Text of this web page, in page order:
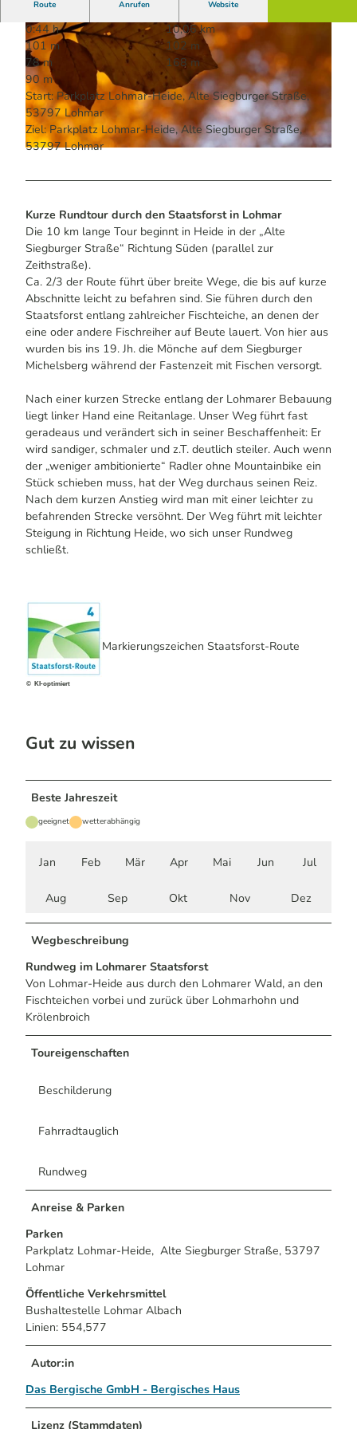
© Maren Pussak / Das Bergische | KI-optimiert | CC-BY-SA
Route Anrufen Website
0:44 h
10,06 km
101 m
102 m
78 m
168 m
90 m
Start: Parkplatz Lohmar-Heide, Alte Siegburger Straße,
53797 Lohmar
Ziel: Parkplatz Lohmar-Heide, Alte Siegburger Straße,
53797 Lohmar
Kurze Rundtour durch den Staatsforst in Lohmar
Die 10 km lange Tour beginnt in Heide in der „Alte
Siegburger Straße“ Richtung Süden (parallel zur
Zeithstraße).
Ca. 2/3 der Route führt über breite Wege, die bis auf kurze
Abschnitte leicht zu befahren sind. Sie führen durch den
Staatsforst entlang zahlreicher Fischteiche, an denen der
eine oder andere Fischreiher auf Beute lauert. Von hier aus
wurden bis ins 19. Jh. die Mönche auf dem Siegburger
Michelsberg während der Fastenzeit mit Fischen versorgt.
Nach einer kurzen Strecke entlang der Lohmarer Bebauung
liegt linker Hand eine Reitanlage. Unser Weg führt fast
geradeaus und verändert sich in seiner Beschaffenheit: Er
wird sandiger, schmaler und z.T. deutlich steiler. Auch wenn
der „weniger ambitionierte“ Radler ohne Mountainbike ein
Stück schieben muss, hat der Weg durchaus seinen Reiz.
Nach dem kurzen Anstieg wird man mit einer leichter zu
befahrenden Strecke versöhnt. Der Weg führt mit leichter
Steigung in Richtung Heide, wo sich unser Rundweg
schließt.
© KI-optimiert
Markierungszeichen Staatsforst-Route
Gut zu wissen
Beste Jahreszeit
geeignet wetterabhängig
Jan Feb Mär Apr Mai Jun Jul
Aug Sep Okt Nov Dez
Wegbeschreibung
Rundweg im Lohmarer Staatsforst
Von Lohmar-Heide aus durch den Lohmarer Wald, an den
Fischteichen vorbei und zurück über Lohmarhohn und
Krölenbroich
Toureigenschaften
Beschilderung
Fahrradtauglich
Rundweg
Anreise & Parken
Parken
Parkplatz Lohmar-Heide, Alte Siegburger Straße, 53797
Lohmar
Öffentliche Verkehrsmittel
Bushaltestelle Lohmar Albach
Linien: 554,577
Autor:in
Das Bergische GmbH - Bergisches Haus
Lizenz (Stammdaten)